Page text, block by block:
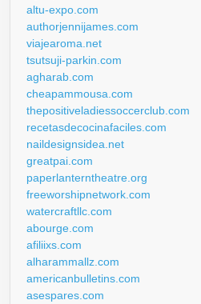
altu-expo.com
authorjennijames.com
viajearoma.net
tsutsuji-parkin.com
agharab.com
cheapammousa.com
thepositiveladiessoccerclub.com
recetasdecocinafaciles.com
naildesignsidea.net
greatpai.com
paperlanterntheatre.org
freeworshipnetwork.com
watercraftllc.com
abourge.com
afiliixs.com
alharammallz.com
americanbulletins.com
asespares.com